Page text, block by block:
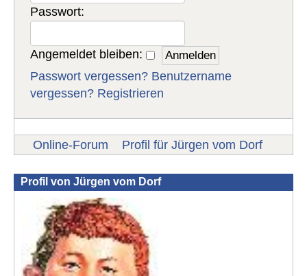
Passwort:
Angemeldet bleiben:
Passwort vergessen? Benutzername
vergessen? Registrieren
Online-Forum Profil für Jürgen vom Dorf
Profil von Jürgen vom Dorf